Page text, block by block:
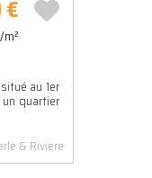
au 1er
quartier
& Riviere